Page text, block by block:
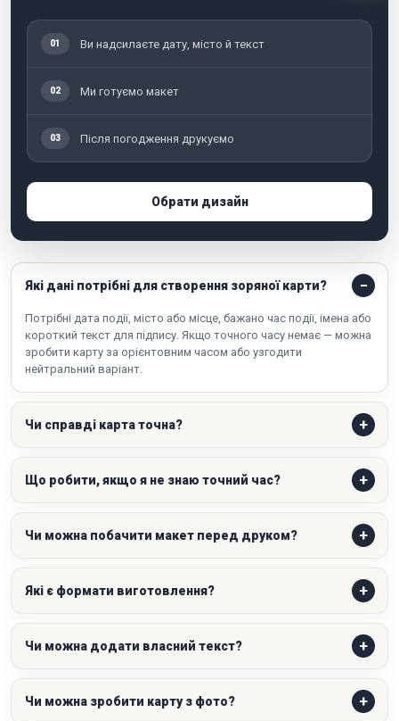
01 Ви надсилаєте дату, місто й текст
02 Ми готуємо макет
03 Після погодження друкуємо
Обрати дизайн
Які дані потрібні для створення зоряної карти?
Потрібні дата події, місто або місце, бажано час події, імена або
короткий текст для підпису. Якщо точного часу немає — можна
зробити карту за орієнтовним часом або узгодити
нейтральний варіант.
Чи справді карта точна?
Що робити, якщо я не знаю точний час?
Чи можна побачити макет перед друком?
Які є формати виготовлення?
Чи можна додати власний текст?
Чи можна зробити карту з фото?